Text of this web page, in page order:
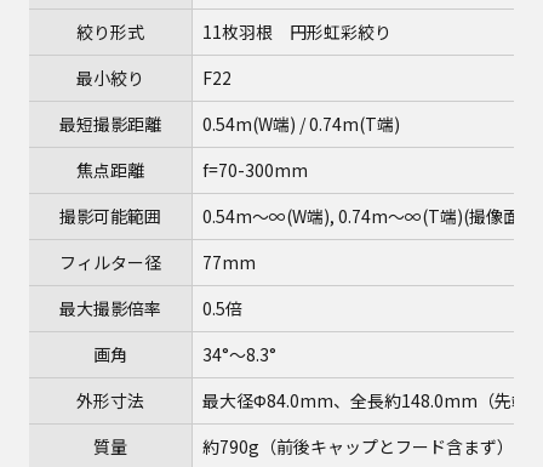
絞り形式
11枚羽根 円形虹彩絞り
最小絞り
F22
最短撮影距離
0.54m(W端) / 0.74m(T端)
焦点距離
f=70-300mm
撮影可能範囲
0.54m～∞(W端), 0.74m～∞(T端)(撮像面か
フィルター径
77mm
最大撮影倍率
0.5倍
画角
34°～8.3°
外形寸法
最大径Φ84.0mm、全長約148.0mm（先端
質量
約790g（前後キャップとフード含まず）